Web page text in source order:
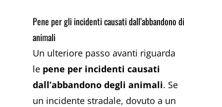
Pene per gli incidenti causati dall’abbandono di
animali
Un ulteriore passo avanti riguarda
le pene per incidenti causati
dall’abbandono degli animali. Se
un incidente stradale, dovuto a un